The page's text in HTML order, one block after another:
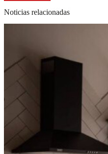
Noticias relacionadas